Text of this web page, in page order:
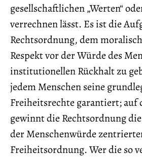
gesellschaftlichen „Werten“
verrechnen lässt. Es ist die
Rechtsordnung, dem
Respekt vor der Würde des
institutionellen Rückhalt zu
jedem Menschen seine
Freiheitsrechte garantiert; auf
gewinnt die Rechtsordnung
der Menschenwürde
Freiheitsordnung. Wer die so